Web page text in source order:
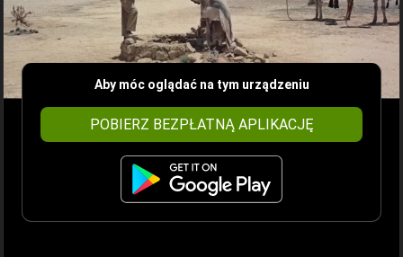
Aby móc oglądać na tym urządzeniu
POBIERZ BEZPŁATNĄ APLIKACJĘ